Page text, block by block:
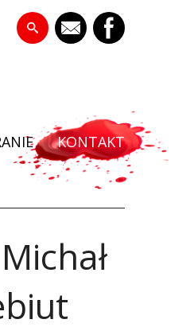
KONTAKT